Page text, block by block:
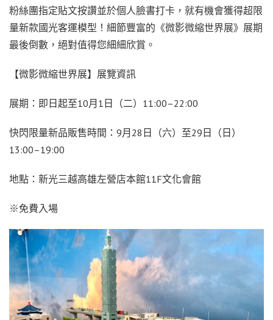
粉絲團指定貼文按讚並於個人臉書打卡，就有機會獲得超限
量新款國光客運模型！細節豐富的《微影微縮世界展》展期
最後倒數，絕對值得您細細欣賞。
【微影微縮世界展】展覽資訊
展期：即日起至10月1日（二）11:00–22:00
快閃限量新品販售時間：9月28日（六）至29日（日）
13:00–19:00
地點：新光三越高雄左營店本館11F文化會館
※免費入場